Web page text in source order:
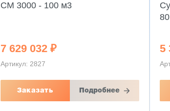
CM 3000 - 100 м3
7 629 032 ₽
Артикул: 2827
Заказать Подробнее
5